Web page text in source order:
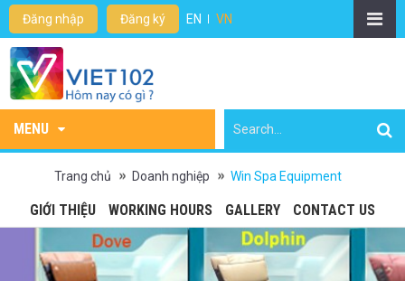
Đăng nhập Đăng ký EN VN
MENU
Trang chủ Doanh nghiệp Win Spa Equipment
GIỚI THIỆU WORKING HOURS GALLERY CONTACT US